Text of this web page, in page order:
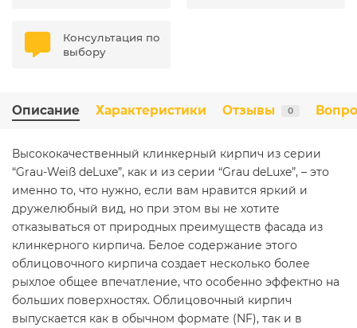
Консультация по
выбору
Описание Характеристики Отзывы 0
Высококачественный клинкерный кирпич из серии
“Grau-Weiß deLuxe”, как и из серии “Grau deLuxe”, – это
именно то, что нужно, если вам нравится яркий и
дружелюбный вид, но при этом вы не хотите
отказываться от природных преимуществ фасада из
клинкерного кирпича. Белое содержание этого
облицовочного кирпича создает несколько более
рыхлое общее впечатление, что особенно эффектно на
больших поверхностях. Облицовочный кирпич
выпускается как в обычном формате (NF), так и в